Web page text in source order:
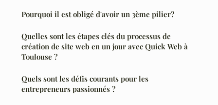
Pourquoi il est obligé d'avoir un 3ème pilier?
Quelles sont les étapes clés du processus de
création de site web en un jour avec Quick Web à
Toulouse ?
Quels sont les défis courants pour les
entrepreneurs passionnés ?